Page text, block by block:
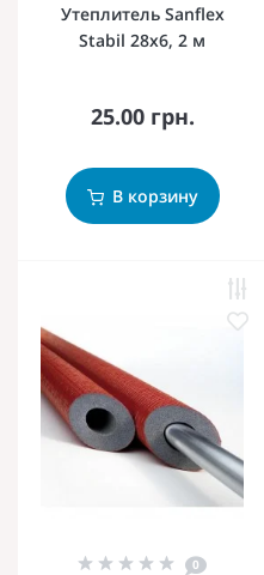
Утеплитель Sanflex
Stabil 28х6, 2 м
25.00 грн.
В корзину
0